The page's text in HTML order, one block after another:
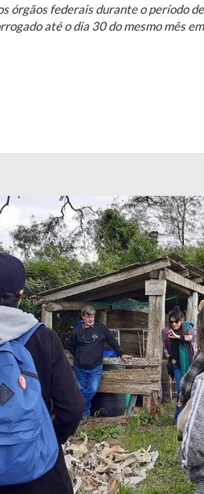
órgãos federais durante o período
até o dia 30 do mesmo mês